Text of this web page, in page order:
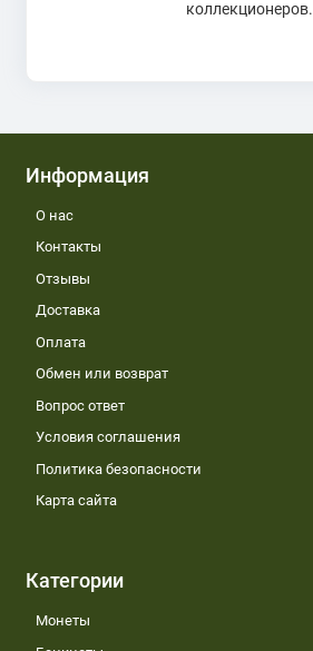
коллекционеров.
Информация
О нас
Контакты
Отзывы
Доставка
Оплата
Обмен или возврат
Вопрос ответ
Условия соглашения
Политика безопасности
Карта сайта
Категории
Монеты